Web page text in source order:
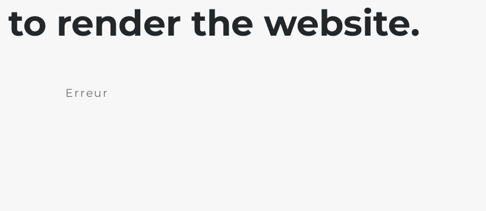
to render the website.
Erreur